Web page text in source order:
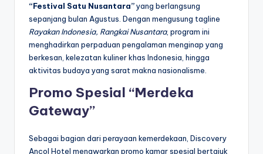
“Festival Satu Nusantara”yang berlangsung
sepanjang bulan Agustus. Dengan mengusung tagline
Rayakan Indonesia, Rangkai Nusantara, program ini
menghadirkan perpaduan pengalaman menginap yang
berkesan, kelezatan kuliner khas Indonesia, hingga
aktivitas budaya yang sarat makna nasionalisme.
Promo Spesial “Merdeka
Gateway”
Sebagai bagian dari perayaan kemerdekaan, Discovery
Ancol Hotel menawarkan promo kamar spesial bertajuk